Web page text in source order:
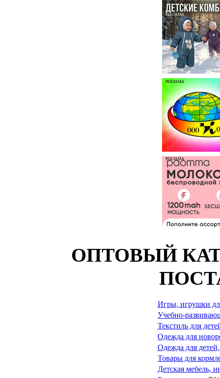
РЕКЛАМА
РЕКЛАМА
РЕКЛАМА
ОПТОВЫЙ
Игры, игрушки
Учебно-
Текстиль для
Одежда для
Одежда для
Товары для
Детская мебель,